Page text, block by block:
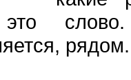
слово.
рядом.